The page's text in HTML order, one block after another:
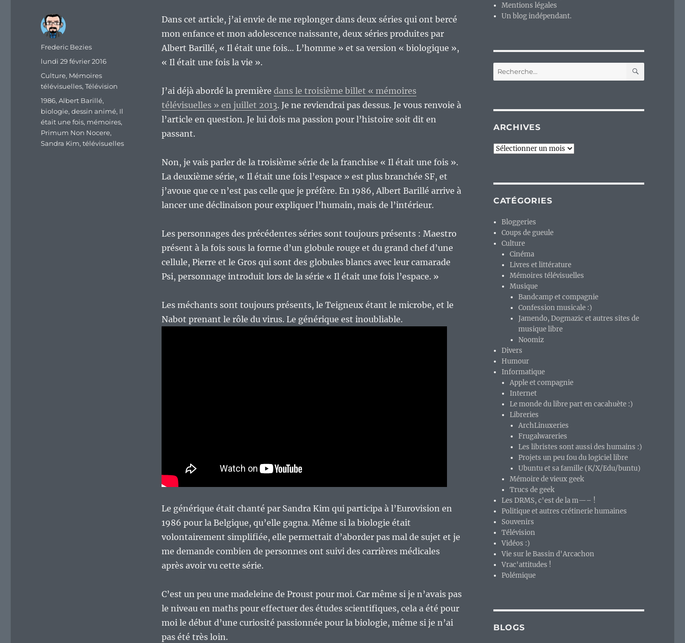
Dans cet article, j’ai envie de me replonger dans deux séries qui ont bercé
mon enfance et mon adolescence naissante, deux séries produites par
Albert Barillé, « Il était une fois… L’homme » et sa version « biologique »,
« Il était une fois la vie ».
J’ai déjà abordé la première dans le troisième billet « mémoires
télévisuelles » en juillet 2013. Je ne reviendrai pas dessus. Je vous renvoie à
l’article en question. Je lui dois ma passion pour l’histoire soit dit en
passant.
Non, je vais parler de la troisième série de la franchise « Il était une fois ».
La deuxième série, « Il était une fois l’espace » est plus branchée SF, et
j’avoue que ce n’est pas celle que je préfère. En 1986, Albert Barillé arrive à
lancer une déclinaison pour expliquer l’humain, mais de l’intérieur.
Les personnages des précédentes séries sont toujours présents : Maestro
présent à la fois sous la forme d’un globule rouge et du grand chef d’une
cellule, Pierre et le Gros qui sont des globules blancs avec leur camarade
Psi, personnage introduit lors de la série « Il était une fois l’espace. »
Les méchants sont toujours présents, le Teigneux étant le microbe, et le
Nabot prenant le rôle du virus. Le générique est inoubliable.
Le générique était chanté par Sandra Kim qui participa à l’Eurovision en
1986 pour la Belgique, qu’elle gagna. Même si la biologie était
volontairement simplifiée, elle permettait d’aborder pas mal de sujet et je
me demande combien de personnes ont suivi des carrières médicales
après avoir vu cette série.
C’est un peu une madeleine de Proust pour moi. Car même si je n’avais pas
le niveau en maths pour effectuer des études scientifiques, cela a été pour
moi le début d’une curiosité passionnée pour la biologie, même si je n’ai
pas été très loin.
Auteur
Frederic Bezies
Publié
lundi 29 février 2016
Catégories
Culture, Mémoires
télévisuelles,Télévision
Étiquettes
1986,Albert Barillé,
biologie,dessin animé, Il
était une fois, mémoires,
Primum Non Nocere,
Sandra Kim,télévisuelles
Mentions légales
Un blog indépendant.
Recherche
pour :
ARCHIVES
Archives
CATÉGORIES
Bloggeries
Coups de gueule
Culture
Cinéma
Livres et littérature
Mémoires télévisuelles
Musique
Bandcamp et compagnie
Confession musicale :)
Jamendo, Dogmazic et autres sites de
musique libre
Noomiz
Divers
Humour
Informatique
Apple et compagnie
Internet
Le monde du libre part en cacahuète :)
Libreries
ArchLinuxeries
Frugalwareries
Les libristes sont aussi des humains :)
Projets un peu fou du logiciel libre
Ubuntu et sa famille (K/X/Edu/buntu)
Mémoire de vieux geek
Trucs de geek
Les DRMS, c'est de la m—– !
Politique et autres crétinerie humaines
Souvenirs
Télévision
Vidéos :)
Vie sur le Bassin d'Arcachon
Vrac'attitudes !
Polémique
BLOGS